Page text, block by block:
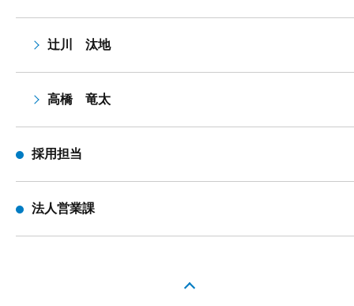
辻川 汰地
高橋 竜太
採用担当
法人営業課